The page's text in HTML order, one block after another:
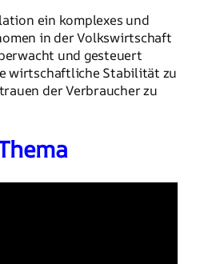
ein komplexes und
in der Volkswirtschaft
und gesteuert
wirtschaftliche Stabilität zu
der Verbraucher zu